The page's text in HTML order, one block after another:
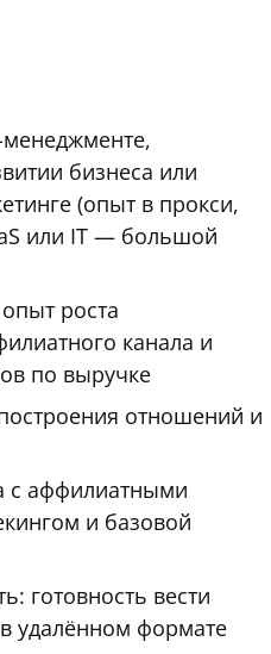
бизнеса или
(опыт в прокси,
или IT — большой
роста
канала и
по выручке
отношений и
с аффилиатными
и базовой
готовность вести
удалённом формате